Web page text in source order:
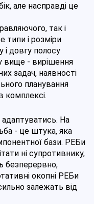
але насправді це
так і
типи і розміри
довгу полосу
вище - вирішення
задач, наявності
планування
комплексі.
адаптуватись. На
- це штука, яка
бази. РЕБи
ні супротивнику,
безперервно,
окопні РЕБи
залежать від